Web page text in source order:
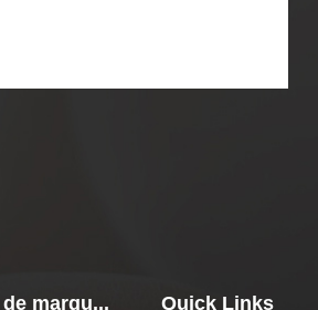
marqu... Quick Links